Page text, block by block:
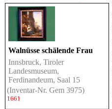
Walnüsse schälende Frau
Innsbruck, Tiroler
Landesmuseum,
Ferdinandeum, Saal 15
(Inventar-Nr. Gem 3975)
1661